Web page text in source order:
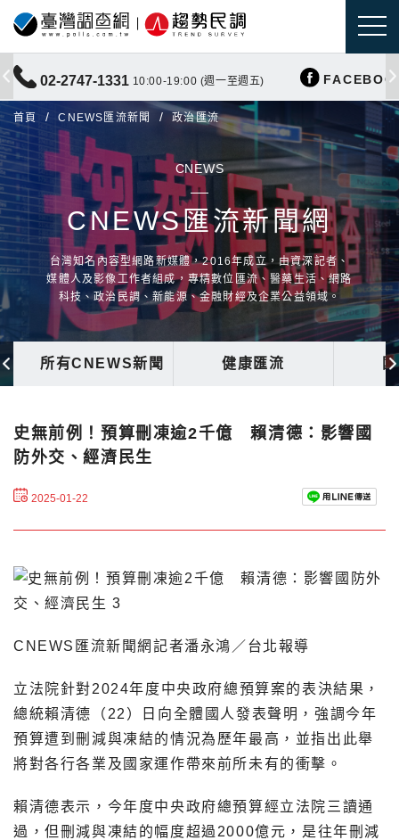
02-2747-1331 10:00-19:00 (週一至週五)
首頁 CNEWS匯流新聞 政治匯流
CNEWS
CNEWS匯流新聞網
台灣知名內容型網路新媒體，2016年成立，由資深記者、
媒體人及影像工作者組成，專精數位匯流、醫藥生活、網路
科技、政治民調、新能源、金融財經及企業公益領域。
所有CNEWS新聞 健康匯流
史無前例！預算刪凍逾2千億 賴清德：影響國
防外交、經濟民生
2025-01-22
CNEWS匯流新聞網記者潘永鴻／台北報導
立法院針對2024年度中央政府總預算案的表決結果，
總統賴清德（22）日向全體國人發表聲明，強調今年
預算遭到刪減與凍結的情況為歷年最高，並指出此舉
將對各行各業及國家運作帶來前所未有的衝擊。
賴清德表示，今年度中央政府總預算經立法院三讀通
過，但刪減與凍結的幅度超過2000億元，是往年刪減